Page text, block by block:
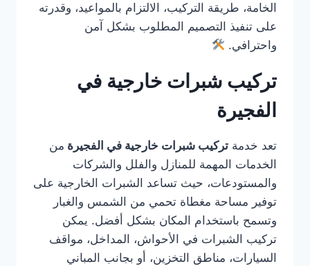
الخامة، طريقة التركيب، الالتزام بالمواعيد، وقدرته
على تنفيذ التصميم المطلوب بشكل آمن
واحترافي.
تركيب شبرات خارجية في
الفجيرة
تعد خدمة تركيب شبرات خارجية في الفجيرة من
الخدمات المهمة للمنازل والفلل والشركات
والمستودعات، حيث تساعد الشبرات الخارجية على
توفير مساحة مغطاة تحمي من الشمس والغبار
وتسمح باستخدام المكان بشكل أفضل. يمكن
تركيب الشبرات في الأحواش، المداخل، مواقف
السيارات، مناطق التخزين، أو بجانب المباني